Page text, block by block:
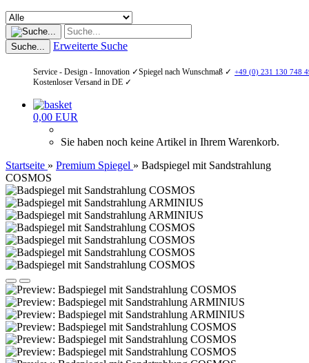
Suche... Erweiterte Suche
Service - Design - Innovation ✓Spiegel nach Wunschmaß ✓ +49 (0) 231 130 748
Kostenloser Versand in DE ✓
0,00 EUR
Sie haben noch keine Artikel in Ihrem Warenkorb.
Startseite » Premium Spiegel » Badspiegel mit Sandstrahlung
COSMOS